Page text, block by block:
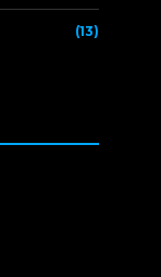
(13)